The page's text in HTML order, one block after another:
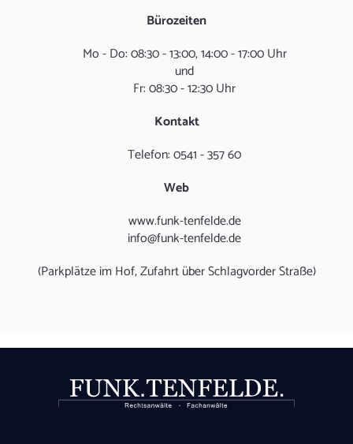
Bürozeiten
Mo - Do: 08:30 - 13:00, 14:00 - 17:00 Uhr
und
Fr: 08:30 - 12:30 Uhr
Kontakt
Telefon: 0541 - 357 60
Web
www.funk-tenfelde.de
info@funk-tenfelde.de
(Parkplätze im Hof, Zufahrt über Schlagvorder Straße)